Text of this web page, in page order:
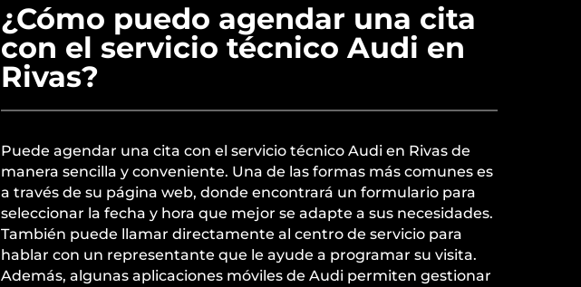
¿Cómo puedo agendar una cita
con el servicio técnico Audi en
Rivas?
Puede agendar una cita con el servicio técnico Audi en Rivas de
manera sencilla y conveniente. Una de las formas más comunes es
a través de su página web, donde encontrará un formulario para
seleccionar la fecha y hora que mejor se adapte a sus necesidades.
También puede llamar directamente al centro de servicio para
hablar con un representante que le ayude a programar su visita.
Además, algunas aplicaciones móviles de Audi permiten gestionar